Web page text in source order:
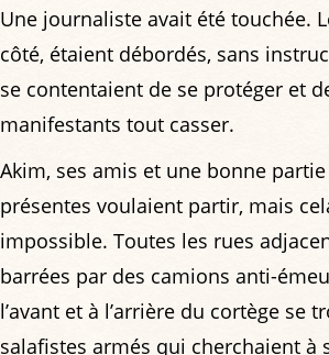
Une journaliste avait été touchée.
côté, étaient débordés, sans
se contentaient de se protéger et
manifestants tout casser.
Akim, ses amis et une bonne
présentes voulaient partir, mais
impossible. Toutes les rues
barrées par des camions anti-
l’avant et à l’arrière du cortège se
salafistes armés qui cherchaient à